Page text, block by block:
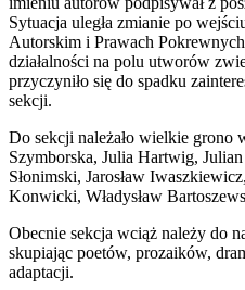
Sytuacja uległa zmianie po
Autorskim i Prawach
działalności na polu utworów
przyczyniło się do spadku
sekcji.
Do sekcji należało wielkie grono
Szymborska, Julia Hartwig,
Słonimski, Jarosław
Konwicki, Władysław
Obecnie sekcja wciąż należy do
skupiając poetów, prozaików,
adaptacji.